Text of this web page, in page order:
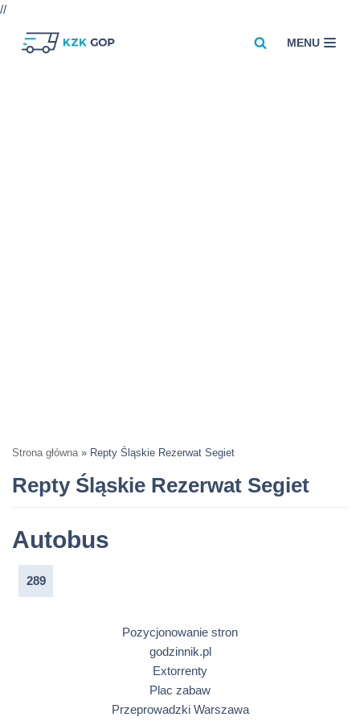
//
MENU
Strona główna » Repty Śląskie Rezerwat Segiet
Repty Śląskie Rezerwat Segiet
Autobus
289
Pozycjonowanie stron
godzinnik.pl
Extorrenty
Plac zabaw
Przeprowadzki Warszawa